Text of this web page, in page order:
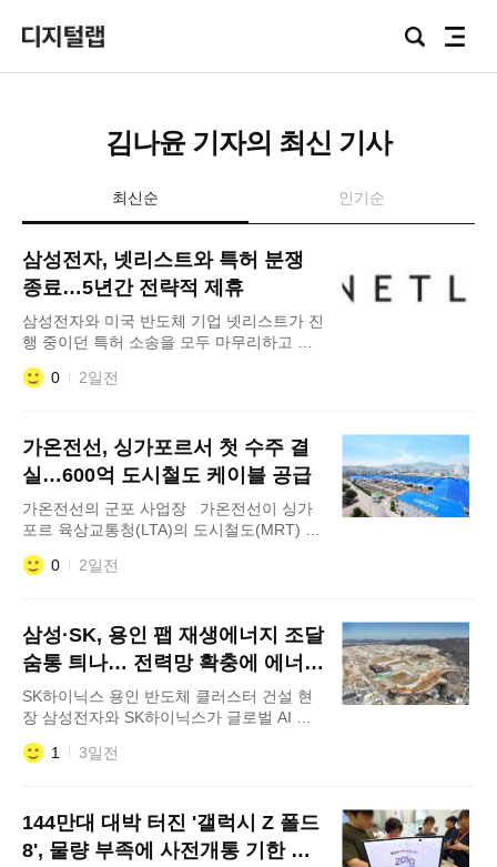
Focus
Lab
검
전
김나윤 기자의 최신 기사
최신순 인기순
삼성전자, 넷리스트와 특허 분쟁
종료…5년간 전략적 제휴
삼성전자와 미국 반도체 기업 넷리스트가 진
행 중이던 특허 소송을 모두 마무리하고 기
술 협력 및 제품 공급을 포함한 전략적 제휴
를 맺었다. 넷리스트는 5일(현지시간) 삼성
고 밝혔다. 양사는 이번 합의를 통해 현재 계
류 중인 법적 소송을 일체 취하하고 상호 책
임을 면제하기로 합의했다. 삼성전자는 넷리
스트가 보유한 고대역
0 2일전
가온전선, 싱가포르서 첫 수주 결
실…600억 도시철도 케이블 공급
가온전선의 군포 사업장 가온전선이 싱가
포르 육상교통청(LTA)의 도시철도(MRT) 전
력망 구축 프로젝트에 약 600억원 규모의 배
전 케이블을 공급한다고 6일 밝혔다. 지난해
한 주요 레퍼런스를 확보하게 됐다. 싱가포
르 정부는 2030년대 초까지 MRT 노선을 기
존 240km에서 360km 이상으로
0 2일전
삼성·SK, 용인 팹 재생에너지 조달
숨통 틔나… 전력망 확충에 에너지
리스크 완화 기대
SK하이닉스 용인 반도체 클러스터 건설 현
장 삼성전자와 SK하이닉스가 글로벌 AI 칩
수주전의 걸림돌로 꼽히던 '탄소중립 전력
망' 확보에 숨통을 트게 됐다. 빅테크의
반도체 클러스터의 재생에너지 조달 불확실
성도 한층 해소되면서다. 5일 정부와 업계
1 3일전
144만대 대박 터진 '갤럭시 Z 폴드
8', 물량 부족에 사전개통 기한 늘